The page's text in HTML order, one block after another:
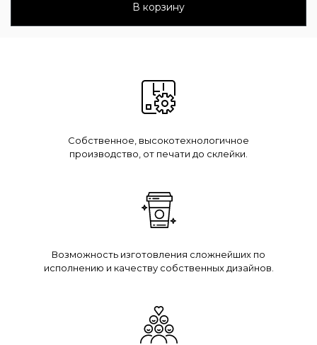
В корзину
Собственное, высокотехнологичное
производство, от печати до склейки.
Возможность изготовления сложнейших по
исполнению и качеству собственных дизайнов.